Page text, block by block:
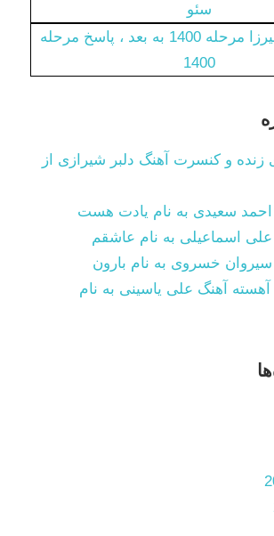
سئو
جواب بازی آمیرزا مرحله 1400 به بعد ، پاسخ مرحله
1400
زنده و کنسرت آهنگ دلبر شیرازی از
احمد سعیدی به نام یادت هست
علی اسماعیلی به نام عاشقم
سیروان خسروی به نام بارون
آهسته آهنگ علی یاسینی به نام